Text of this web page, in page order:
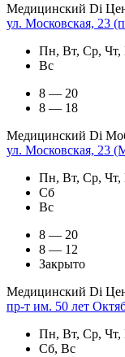
Медицинский Di
ул. Московская, 23
Пн, Вт, Ср, Чт,
Вс
8 — 20
8 — 18
Медицинский Di
ул. Московская, 23
Пн, Вт, Ср, Чт,
Сб
Вс
8 — 20
8 — 12
Закрыто
Медицинский Di
пр-т им. 50 лет
Пн, Вт, Ср, Чт,
Сб, Вс